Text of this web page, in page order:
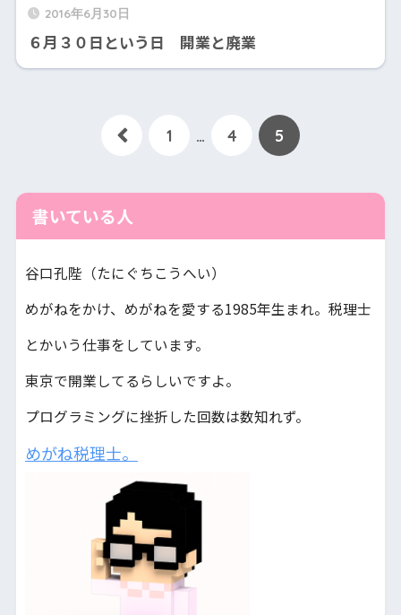
2016年6月30日
６月３０日という日 開業と廃業
1 … 4 5
書いている人
谷口孔陛（たにぐちこうへい）
めがねをかけ、めがねを愛する1985年生まれ。税理士
とかいう仕事をしています。
東京で開業してるらしいですよ。
プログラミングに挫折した回数は数知れず。
めがね税理士。